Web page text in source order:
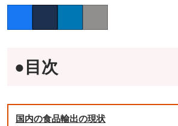
●目次
国内の食品輸出の現状